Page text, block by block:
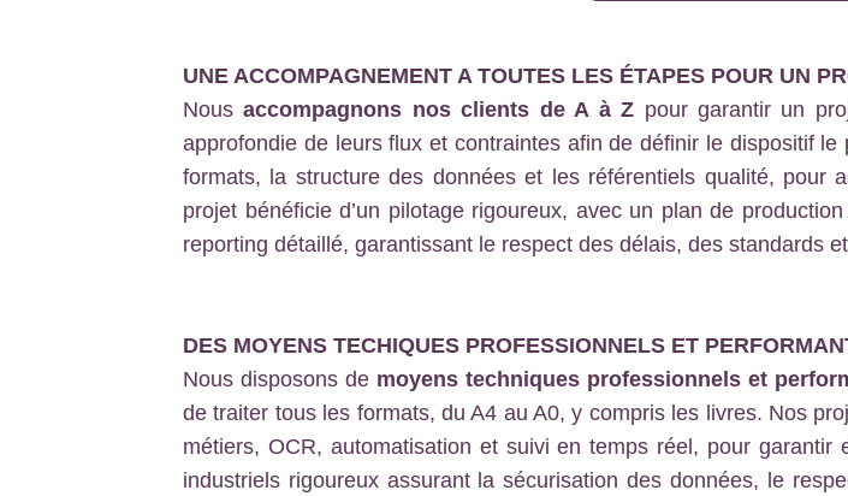
UNE ACCOMPAGNEMENT A TOUTES LES ÉTAPES POUR UN
Nousaccompagnons nos clients de A à Z pour garantir un
approfondie de leurs flux et contraintes afin de définir le dispositif
formats, la structure des données et les référentiels qualité, pour
projet bénéficie d’un pilotage rigoureux, avec un plan de
reporting détaillé, garantissant le respect des délais, des standards
DES MOYENS TECHIQUES PROFESSIONNELS ET
Nous disposons de moyens techniques professionnels et
de traiter tous les formats, du A4 au A0, y compris les livres. Nos
métiers, OCR, automatisation et suivi en temps réel, pour garantir
industriels rigoureux assurant la sécurisation des données, le